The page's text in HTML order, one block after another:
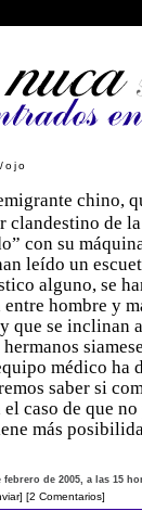
ojo
chino,
clandestino de
con su
leído un
alguno, se
hombre y
que se inclinan
médico ha
saber si
caso de que
más
febrero de 2005, a las 15
[2 Comentarios]